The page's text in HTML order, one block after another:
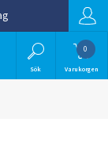
Sök
0
Varukorgen